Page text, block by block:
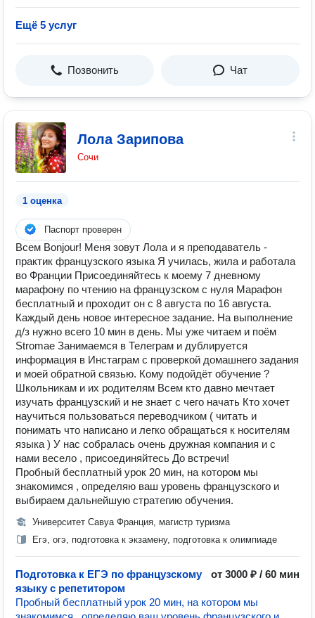
Ещё 5 услуг
Позвонить Чат
Лола Зарипова
Сочи
1 оценка
Паспорт проверен
Всем Bonjour! Меня зовут Лола и я преподаватель -
практик французского языка Я училась, жила и работала
во Франции Присоединяйтесь к моему 7 дневному
марафону по чтению на французском с нуля Марафон
бесплатный и проходит он с 8 августа по 16 августа.
Каждый день новое интересное задание. На выполнение
д/з нужно всего 10 мин в день. Мы уже читаем и поём
Stromae Занимаемся в Телеграм и дублируется
информация в Инстаграм с проверкой домашнего задания
и моей обратной связью. Кому подойдёт обучение ?
Школьникам и их родителям Всем кто давно мечтает
изучать французский и не знает с чего начать Кто хочет
научиться пользоваться переводчиком ( читать и
понимать что написано и легко обращаться к носителям
языка ) У нас собралась очень дружная компания и с
нами весело , присоединяйтесь До встречи!
Пробный бесплатный урок 20 мин, на котором мы
знакомимся , определяю ваш уровень французского и
выбираем дальнейшую стратегию обучения.
Университет Савуа Франция, магистр туризма
Егэ, огэ, подготовка к экзамену, подготовка к олимпиаде
Подготовка к ЕГЭ по французскому
языку с репетитором
от 3000 ₽ / 60 мин
Пробный бесплатный урок 20 мин, на котором мы